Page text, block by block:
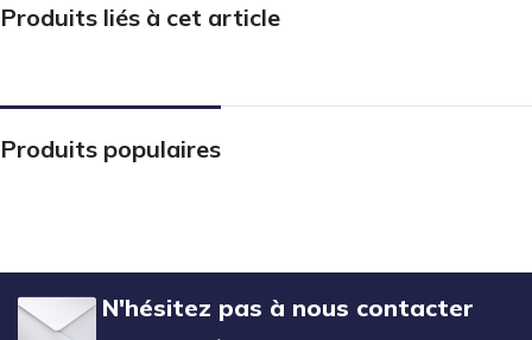
Produits liés à cet article
Produits populaires
N'hésitez pas à nous contacter